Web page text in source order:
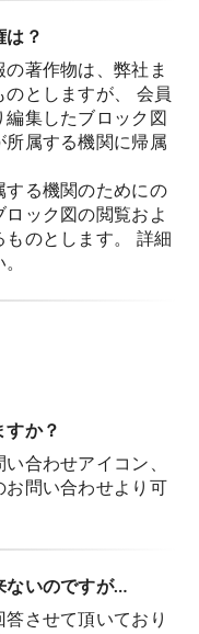
は？
著作物は、弊社ま
としますが、 会員
集したブロック図
所属する機関に帰属
する機関のためにの
ック図の閲覧およ
のとします。 詳細
すか？
合わせアイコン、
問い合わせより可
ないのですが…
させて頂いており